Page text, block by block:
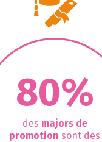
80%
des majors de
promotion sont des